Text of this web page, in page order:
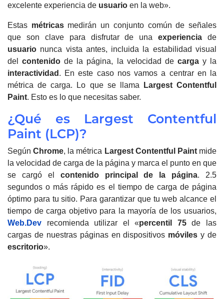
excelente experiencia de usuario en la web».
Estas métricasmedirán un conjunto común de señales
que son clave para disfrutar de unaexperiencia de
usuario nunca vista antes, incluida la estabilidad visual
delcontenido de la página, la velocidad de cargay la
interactividad . En este caso nos vamos a centrar en la
métrica de carga. Lo que se llama
Largest Contentful
Paint. Esto es lo que necesitas saber.
¿Qué es Largest Contentful
Paint (LCP)?
SegúnChrome, la métrica Largest Contentful Paintmide
la velocidad de carga de la página y marca el punto en que
se cargó el contenido principal de la página. 2.5
segundos o más rápido es el tiempo de carga de página
óptimo para tu sitio. Para garantizar que tu web alcance el
tiempo de carga objetivo para la mayoría de los usuarios,
Web.Dev recomienda utilizar el «percentil 75de las
cargas de nuestras páginas en dispositivos móviles y de
escritorio».